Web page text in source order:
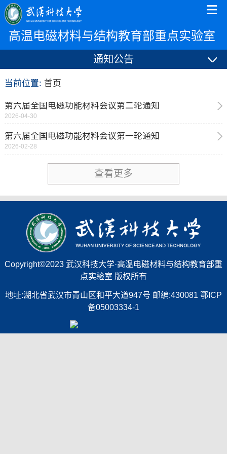
高温电磁材料与结构教育部重点实验室
通知公告
当前位置: 首页
第六届全国电磁功能材料会议第二轮通知
2026-04-30
第六届全国电磁功能材料会议第一轮通知
2026-02-28
查看更多
Copyright©2023 武汉科技大学·高温电磁材料与结构教育部重
点实验室 版权所有
地址:湖北省武汉市青山区和平大道947号 邮编:430081 鄂ICP
备05003334-1